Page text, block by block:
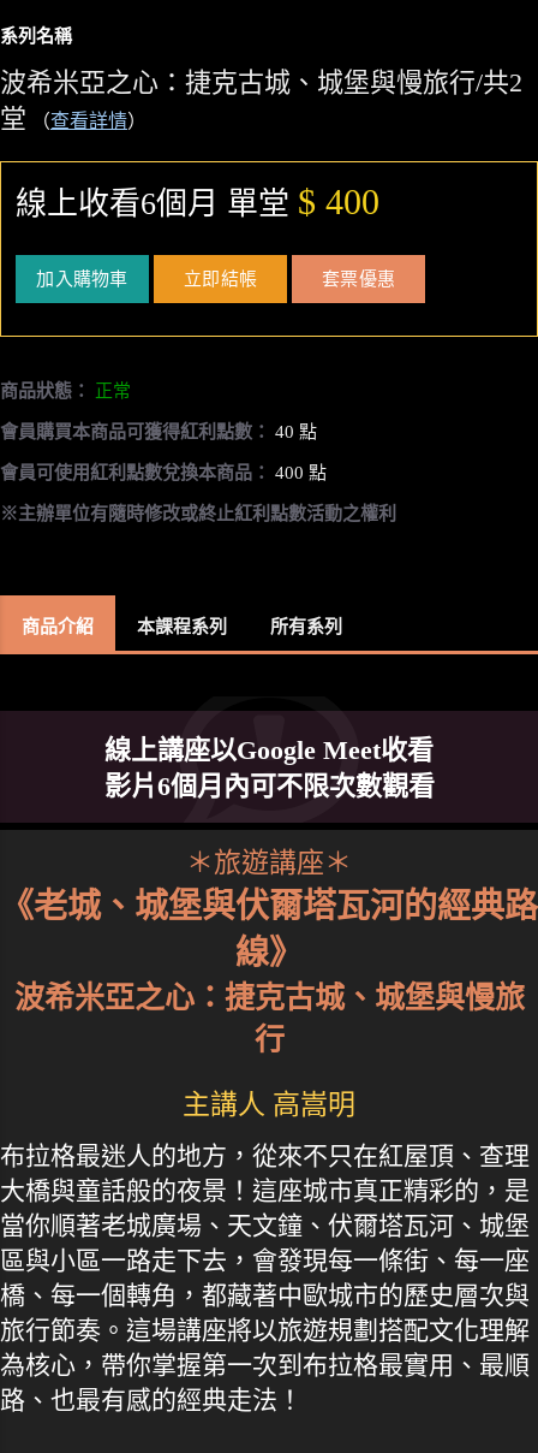
系列名稱
波希米亞之心：捷克古城、城堡與慢旅行/共2
堂
（查看詳情）
線上收看6個月 單堂 $ 400
加入購物車 立即結帳 套票優惠
商品狀態： 正常
會員購買本商品可獲得紅利點數： 40 點
會員可使用紅利點數兌換本商品： 400 點
※主辦單位有隨時修改或終止紅利點數活動之權利
商品介紹 本課程系列 所有系列
線上講座以Google Meet收看
影片6個月內可不限次數觀看
＊旅遊講座＊
《老城、城堡與伏爾塔瓦河的經典路
線》
波希米亞之心：捷克古城、城堡與慢旅
行
主講人 高嵩明
布拉格最迷人的地方，從來不只在紅屋頂、查理
大橋與童話般的夜景！這座城市真正精彩的，是
當你順著老城廣場、天文鐘、伏爾塔瓦河、城堡
區與小區一路走下去，會發現每一條街、每一座
橋、每一個轉角，都藏著中歐城市的歷史層次與
旅行節奏。這場講座將以旅遊規劃搭配文化理解
為核心，帶你掌握第一次到布拉格最實用、最順
路、也最有感的經典走法！